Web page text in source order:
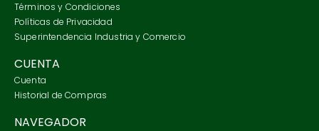
Términos y Condiciones
Políticas de Privacidad
Superintendencia Industria y Comercio
CUENTA
Cuenta
Historial de Compras
NAVEGADOR